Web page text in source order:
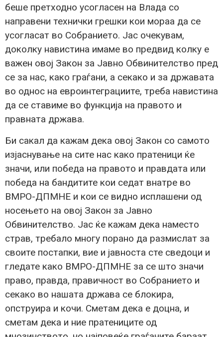
беше претходно усогласен на Влада со
направени технички грешки кои мораа да се
усогласат во Собранието. Јас очекувам,
доколку навистина имаме во предвид колку е
важен овој Закон за Јавно Обвинителство пред
се за нас, како граѓани, а секако и за државата
во однос на евроинтеграциите, треба навистина
да се ставиме во функција на правото и
правната држава.
Би сакал да кажам дека овој Закон со самото
изјаснување на сите нас како пратеници ќе
значи, или победа на правото и правдата или
победа на бандитите кои седат внатре во
ВМРО-ДПМНЕ и кои се видно исплашени од
носењето на овој Закон за Јавно
Обвинителство. Јас ќе кажам дека наместо
страв, требало многу порано да размислат за
своите постапки, вие и јавноста сте сведоци и
гледате како ВМРО-ДПМНЕ за се што значи
право, правда, правичност во Собранието и
секако во нашата држава се блокира,
опструира и кочи. Сметам дека е доцна, и
сметам дека и ние пратениците од